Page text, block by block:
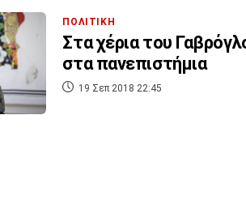
ΠΟΛΙΤΙΚΗ
Στα χέρια του
στα πανεπιστήμια
19 Σεπ 2018 22:45